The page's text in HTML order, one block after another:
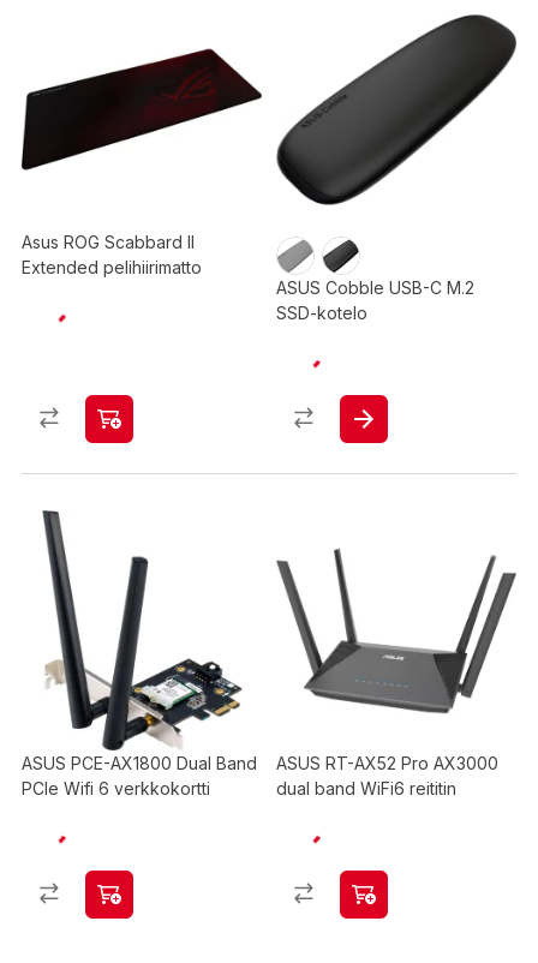
Asus ROG Scabbard II
Extended pelihiirimatto
ASUS Cobble USB-C M.2
SSD-kotelo
ASUS PCE-AX1800 Dual Band
PCIe Wifi 6 verkkokortti
ASUS RT-AX52 Pro AX3000
dual band WiFi6 reititin